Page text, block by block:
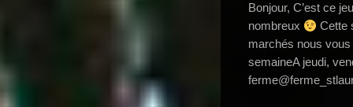
Bonjour, C’est ce
nombreux
Cette
marchés nous
semaineA jeudi,